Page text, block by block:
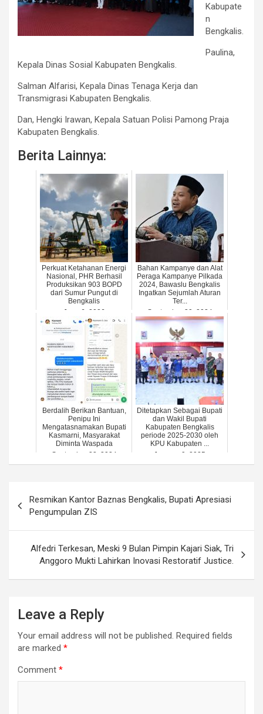
Kabupate
n
Bengkalis.
Paulina,
Kepala Dinas Sosial Kabupaten Bengkalis.
Salman Alfarisi, Kepala Dinas Tenaga Kerja dan
Transmigrasi Kabupaten Bengkalis.
Dan, Hengki Irawan, Kepala Satuan Polisi Pamong Praja
Kabupaten Bengkalis.
Berita Lainnya:
Perkuat Ketahanan Energi
Nasional, PHR Berhasil
Produksikan 903 BOPD
dari Sumur Pungut di
Bengkalis
June 6, 2026
Bahan Kampanye dan Alat
Peraga Kampanye Pilkada
2024, Bawaslu Bengkalis
Ingatkan Sejumlah Aturan
Ter...
September 30, 2024
Berdalih Berikan Bantuan,
Penipu Ini
Mengatasnamakan Bupati
Kasmarni, Masyarakat
Diminta Waspada
September 22, 2024
Ditetapkan Sebagai Bupati
dan Wakil Bupati
Kabupaten Bengkalis
periode 2025-2030 oleh
KPU Kabupaten ...
January 9, 2025
navigation
Resmikan Kantor Baznas Bengkalis, Bupati Apresiasi
Pengumpulan ZIS
Alfedri Terkesan, Meski 9 Bulan Pimpin Kajari Siak, Tri
Anggoro Mukti Lahirkan Inovasi Restoratif Justice.
Leave a Reply
Your email address will not be published. Required fields
are marked *
Comment *